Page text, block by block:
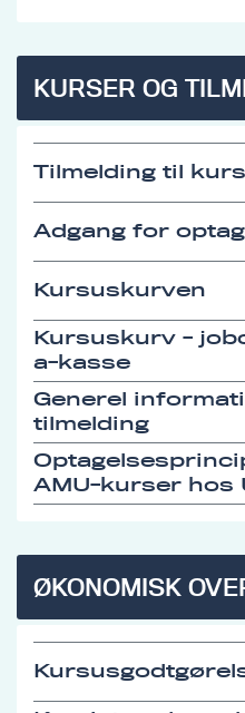
KURSER OG
Tilmelding til
Adgang for
Kursuskurven
Kursuskurv -
a-kasse
Generel
tilmelding
AMU-kurser hos
ØKONOMISK